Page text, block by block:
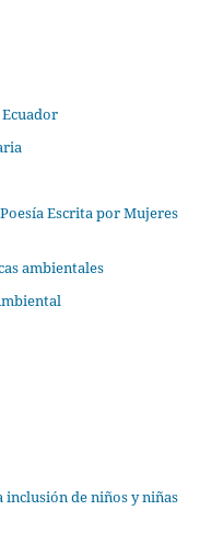
Escrita por Mujeres
ambientales
de niños y niñas